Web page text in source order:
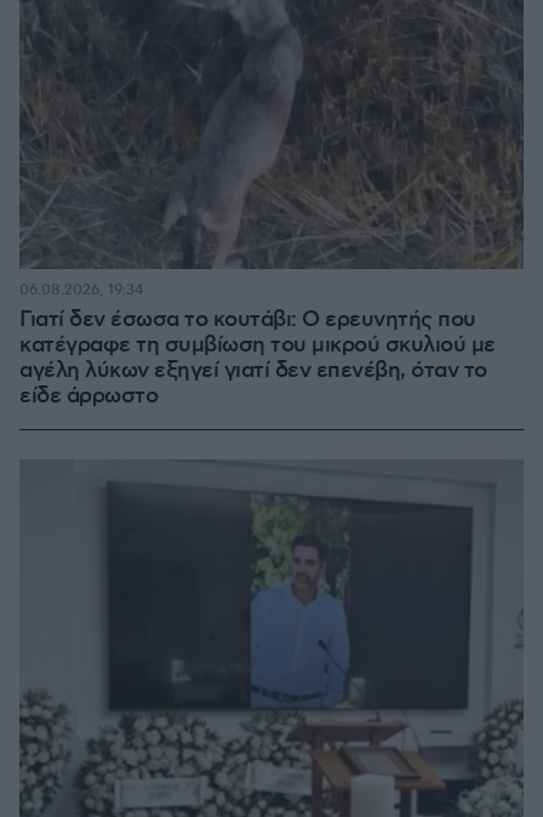
Γιατί δεν έσωσα το κουτάβι: Ο ερευνητής που
κατέγραφε τη συμβίωση του μικρού σκυλιού με
αγέλη λύκων εξηγεί γιατί δεν επενέβη, όταν το
είδε άρρωστο
06.08.2026, 19:34